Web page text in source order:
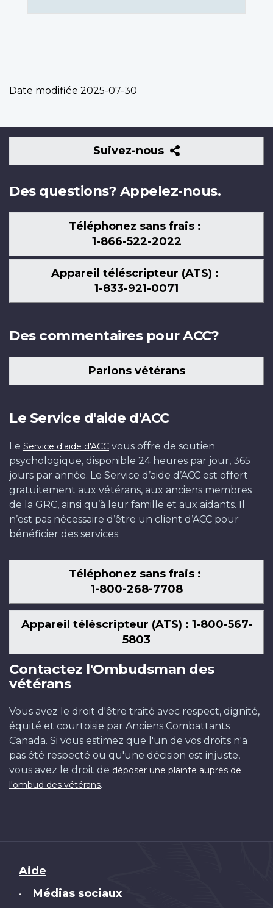
Date modifiée 2025-07-30
Suivez-nous
Suivez-
nous
Des questions? Appelez-nous.
Téléphonez sans frais :
1-866-522-2022
Appareil téléscripteur (ATS) :
1-833-921-0071
Des commentaires pour ACC?
Parlons vétérans
Le Service d'aide d'ACC
Le Service d'aide d'ACC vous offre de soutien
psychologique, disponible 24 heures par jour, 365
jours par année. Le Service d’aide d’ACC est offert
gratuitement aux vétérans, aux anciens membres
de la GRC, ainsi qu’à leur famille et aux aidants. Il
n’est pas nécessaire d’être un client d’ACC pour
bénéficier des services.
Téléphonez sans frais :
1-800-268-7708
Appareil téléscripteur (ATS) : 1-800-567-
5803
Contactez l'Ombudsman des
vétérans
Vous avez le droit d'être traité avec respect, dignité,
équité et courtoisie par Anciens Combattants
Canada. Si vous estimez que l'un de vos droits n'a
pas été respecté ou qu'une décision est injuste,
vous avez le droit de déposer une plainte auprès de
l'ombud des vétérans.
Brand
Aide
• Médias sociaux